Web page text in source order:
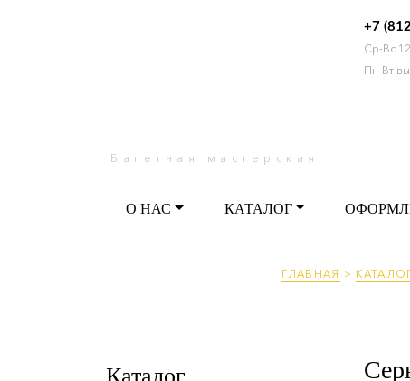
Багетная мастерская
+7
Ср-Вс
Пн-Вт
О НАС КАТАЛОГ
ГЛАВНАЯ >